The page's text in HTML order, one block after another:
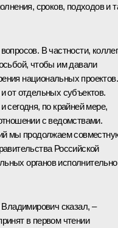
сроков, подходов и
В частности,
чтобы им давали
национальных проектов.
от отдельных субъектов.
сегодня, по крайней мере,
с ведомствами.
мы продолжаем
Российской
органов
сказал, –
в первом чтении